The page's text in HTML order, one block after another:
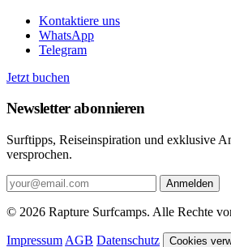
Kontaktiere uns
WhatsApp
Telegram
Jetzt buchen
Newsletter abonnieren
Surftipps, Reiseinspiration und exklusive
versprochen.
Anmelden
© 2026 Rapture Surfcamps. Alle Rechte
Impressum AGB Datenschutz Cookies